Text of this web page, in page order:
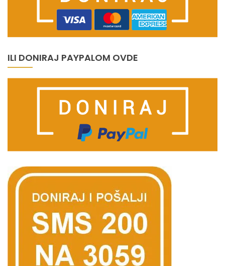
ILI DONIRAJ PAYPALOM OVDE